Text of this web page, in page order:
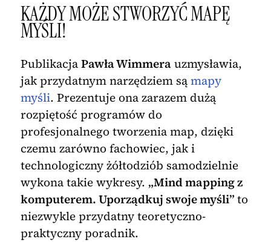
KAŻDY MOŻE STWORZYĆ MAPĘ
MYŚLI!
PublikacjaPawła Wimmerauzmysławia,
jak przydatnym narzędziem sąmapy
myśli. Prezentuje ona zarazem dużą
rozpiętość programów do
profesjonalnego tworzenia map, dzięki
czemu zarówno fachowiec, jak i
technologiczny żółtodziób samodzielnie
wykona takie wykresy. „Mind mapping z
komputerem. Uporządkuj swoje myśli”to
niezwykle przydatny teoretyczno-
praktyczny poradnik.